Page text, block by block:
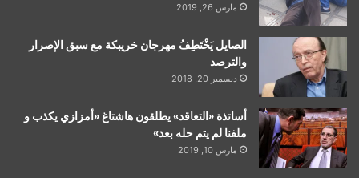
مارس 26, 2019
الصايل يَخْتَطِفُ مهرجان خريبكة مع سبق الإصرار
والترصد
ديسمبر 20, 2018
أساتذة «التعاقد» يطلقون هاشتاغ «أمزازي يكذب و
ملفنا لم يتم حله بعد»
مارس 10, 2019